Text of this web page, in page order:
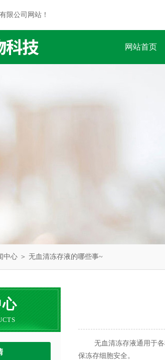
限公司网站！
网站首页
中心 ＞ 无血清冻存液的哪些事~
无血清冻存液通用于各种
保冻存细胞安全。